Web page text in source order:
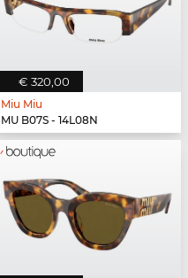
€ 320,00
Miu Miu
MU B07S - 14L08N